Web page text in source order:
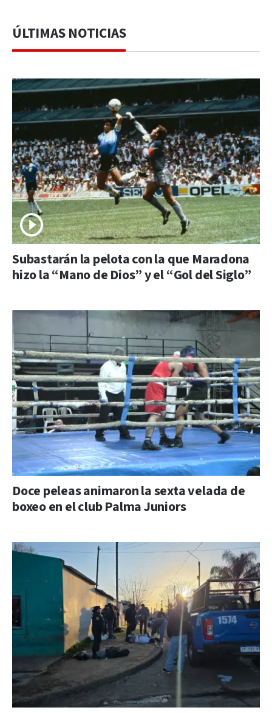
ÚLTIMAS NOTICIAS
Subastarán la pelota con la que Maradona
hizo la “Mano de Dios” y el “Gol del Siglo”
Doce peleas animaron la sexta velada de
boxeo en el club Palma Juniors